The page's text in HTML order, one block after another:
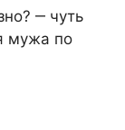
‒ чуть
мужа по